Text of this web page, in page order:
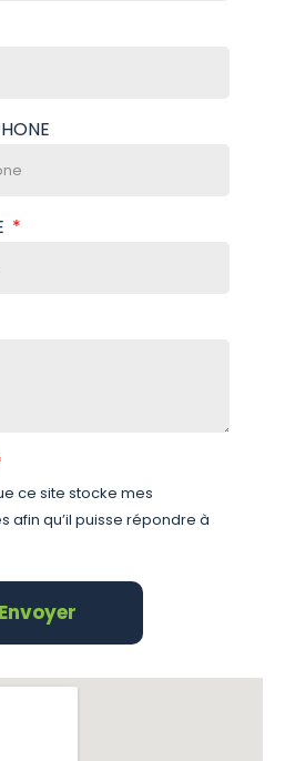
ce site stocke mes
afin qu’il puisse répondre à
Envoyer